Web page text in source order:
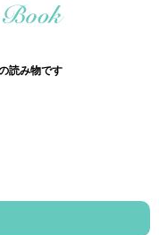
読み物です